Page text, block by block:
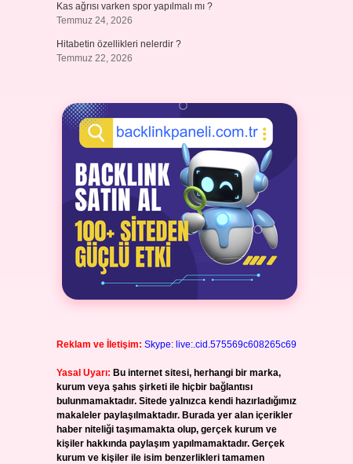
Kas ağrısı varken spor yapılmalı mı ?
Temmuz 24, 2026
Hitabetin özellikleri nelerdir ?
Temmuz 22, 2026
Reklam ve İletişim: Skype: live:.cid.575569c608265c69
Yasal Uyarı: Bu internet sitesi, herhangi bir marka,
kurum veya şahıs şirketi ile hiçbir bağlantısı
bulunmamaktadır. Sitede yalnızca kendi hazırladığımız
makaleler paylaşılmaktadır. Burada yer alan içerikler
haber niteliği taşımamakta olup, gerçek kurum ve
kişiler hakkında paylaşım yapılmamaktadır. Gerçek
kurum ve kişiler ile isim benzerlikleri tamamen